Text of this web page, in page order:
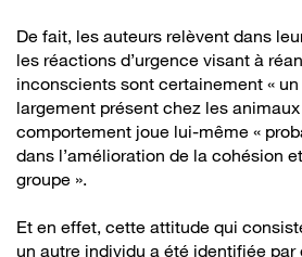
De fait, les auteurs relèvent dans
les réactions d’urgence visant à
inconscients sont certainement «
largement présent chez les
comportement joue lui-même «
dans l’amélioration de la cohésion
groupe ».
Et en effet, cette attitude qui
un autre individu a été identifiée